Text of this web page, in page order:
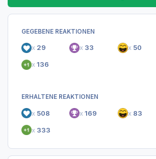
GEGEBENE REAKTIONEN
x 29 x 33 x 50
x 136
ERHALTENE REAKTIONEN
x 508 x 169 x 83
x 333